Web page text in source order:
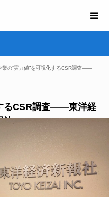
業の“実力値”を可視化するCSR調査――
るCSR調査――東洋経
法